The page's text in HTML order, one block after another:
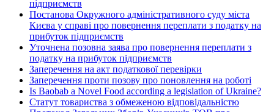
підприємств
Постанова Окружного адміністративного суду міста
Києва у справі про повернення переплати з податку на
прибуток підприємств
Уточнена позовна заява про повернення переплати з
податку на прибуток підприємств
Заперечення на акт податкової перевірки
Заперечення проти позову про поновлення на роботі
Is Baobab a Novel Food according a legislation of Ukraine?
Статут товариства з обмеженою відповідальністю